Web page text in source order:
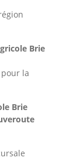
Brie
pour la
Brie